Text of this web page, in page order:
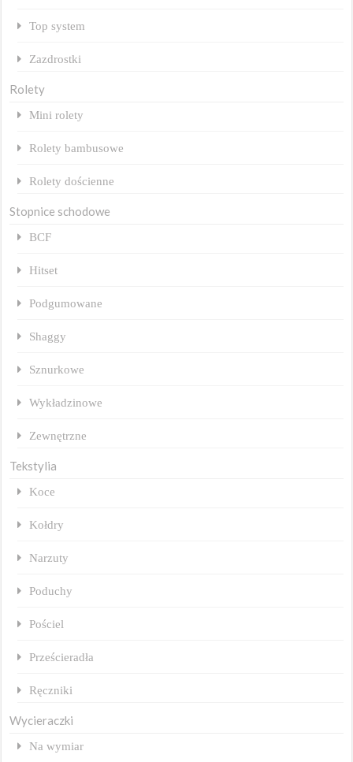
Top system
Zazdrostki
Rolety
Mini rolety
Rolety bambusowe
Rolety dościenne
Stopnice schodowe
BCF
Hitset
Podgumowane
Shaggy
Sznurkowe
Wykładzinowe
Zewnętrzne
Tekstylia
Koce
Kołdry
Narzuty
Poduchy
Pościel
Prześcieradła
Ręczniki
Wycieraczki
Na wymiar